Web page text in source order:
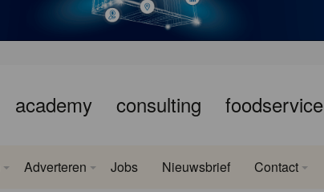
academy consulting foodservice
Adverteren Jobs Nieuwsbrief Contact